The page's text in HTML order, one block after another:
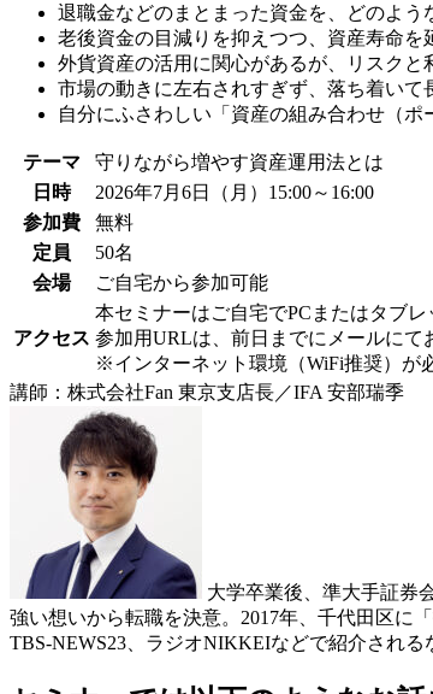
退職金などのまとまった資金を、どのよ
老後資金の目減りを抑えつつ、資産寿命を
外貨資産の活用に関心があるが、リスクと
市場の動きに左右されすぎず、落ち着いて
自分にふさわしい「資産の組み合わせ（
テーマ
守りながら増やす資産運用法とは
日時
2026年7月6日（月）15:00～16:00
参加費
無料
定員
50名
会場
ご自宅から参加可能
アクセス
本セミナーはご自宅でPCまたはタブ
参加用URLは、前日までにメールにて
※インターネット環境（WiFi推奨）が
講師：株式会社Fan 東京支店長／IFA 安部瑞季
大学卒業後、準大手証券
強い想いから転職を決意。2017年、千代田区に
TBS-NEWS23、ラジオNIKKEIなどで紹介される